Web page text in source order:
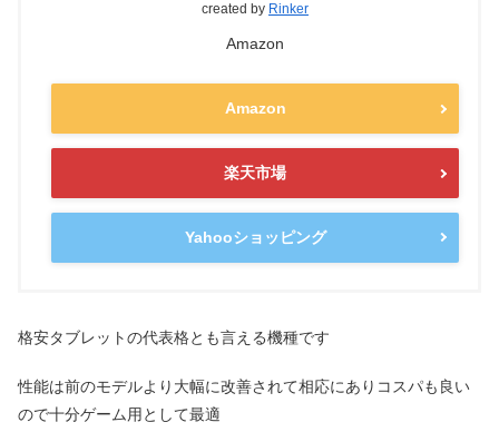
created by Rinker
Amazon
Amazon
楽天市場
Yahooショッピング
格安タブレットの代表格とも言える機種です
性能は前のモデルより大幅に改善されて相応にありコスパも良い
ので十分ゲーム用として最適